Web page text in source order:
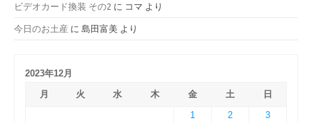
ビデオカード換装 その2 に コマ より
今日のお土産 に 島田富美 より
2023年12月
月
火 水 木 金 土
日
1
2
3